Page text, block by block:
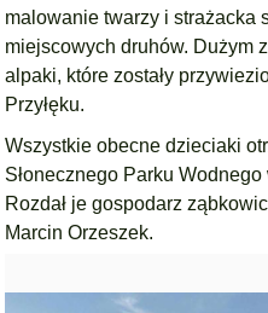
malowanie twarzy i strażacka
miejscowych druhów. Dużym
alpaki, które zostały
Przyłęku.
Wszystkie obecne dzieciaki
Słonecznego Parku
Rozdał je gospodarz
Marcin Orzeszek.